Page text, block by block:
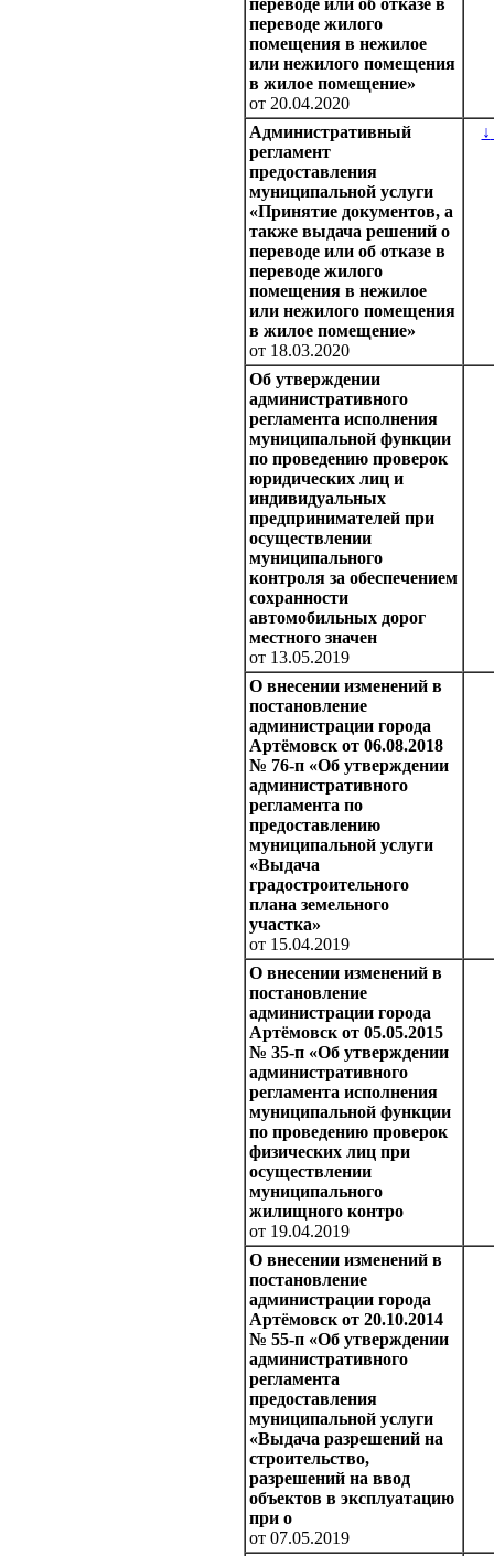
переводе или об отказе в
переводе жилого
помещения в нежилое
или нежилого помещения
в жилое помещение»
от 20.04.2020
Административный
регламент
предоставления
муниципальной услуги
«Принятие документов, а
также выдача решений о
переводе или об отказе в
переводе жилого
помещения в нежилое
или нежилого помещения
в жилое помещение»
от 18.03.2020
↓
Об утверждении
административного
регламента исполнения
муниципальной функции
по проведению проверок
юридических лиц и
индивидуальных
предпринимателей при
осуществлении
муниципального
контроля за обеспечением
сохранности
автомобильных дорог
местного значен
от 13.05.2019
О внесении изменений в
постановление
администрации города
Артёмовск от 06.08.2018
№ 76-п «Об утверждении
административного
регламента по
предоставлению
муниципальной услуги
«Выдача
градостроительного
плана земельного
участка»
от 15.04.2019
О внесении изменений в
постановление
администрации города
Артёмовск от 05.05.2015
№ 35-п «Об утверждении
административного
регламента исполнения
муниципальной функции
по проведению проверок
физических лиц при
осуществлении
муниципального
жилищного контро
от 19.04.2019
О внесении изменений в
постановление
администрации города
Артёмовск от 20.10.2014
№ 55-п «Об утверждении
административного
регламента
предоставления
муниципальной услуги
«Выдача разрешений на
строительство,
разрешений на ввод
объектов в эксплуатацию
при о
от 07.05.2019